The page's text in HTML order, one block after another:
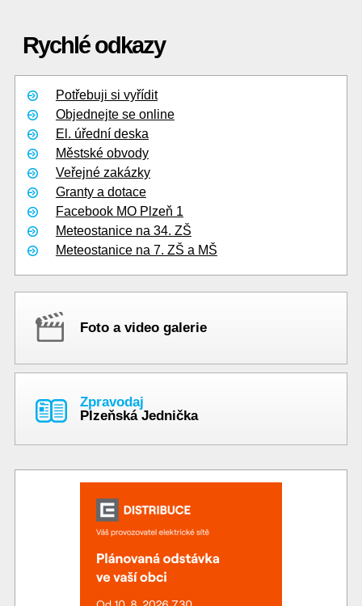
Rychlé odkazy
Potřebuji si vyřídit
Objednejte se online
El. úřední deska
Městské obvody
Veřejné zakázky
Granty a dotace
Facebook MO Plzeň 1
Meteostanice na 34. ZŠ
Meteostanice na 7. ZŠ a MŠ
Foto a video galerie
Zpravodaj
Plzeňská Jednička